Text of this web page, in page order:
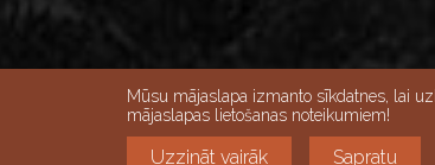
Skatīt lielāku karti
Darba dienās 10:00-18:00,
Mūsu mājaslapa izmanto sīkdatnes, lai
mājaslapas lietošanas noteikumiem!
Uzzināt vairāk Sapratu